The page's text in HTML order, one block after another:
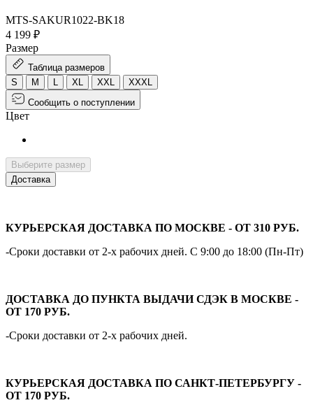
MTS-SAKUR1022-BK18
4 199 ₽
Размер
Таблица размеров
S
M XL XXL
XXXL
Сообщить о поступлении
Цвет
Выберите размер
Доставка
КУРЬЕРСКАЯ ДОСТАВКА ПО МОСКВЕ - ОТ 310 РУБ.
-Сроки доставки от 2-х рабочих дней. С 9:00 до 18:00 (Пн-Пт)
ДОСТАВКА ДО ПУНКТА ВЫДАЧИ СДЭК В МОСКВЕ -
ОТ 170 РУБ.
-Сроки доставки от 2-х рабочих дней.
КУРЬЕРСКАЯ ДОСТАВКА ПО САНКТ-ПЕТЕРБУРГУ -
ОТ 170 РУБ.